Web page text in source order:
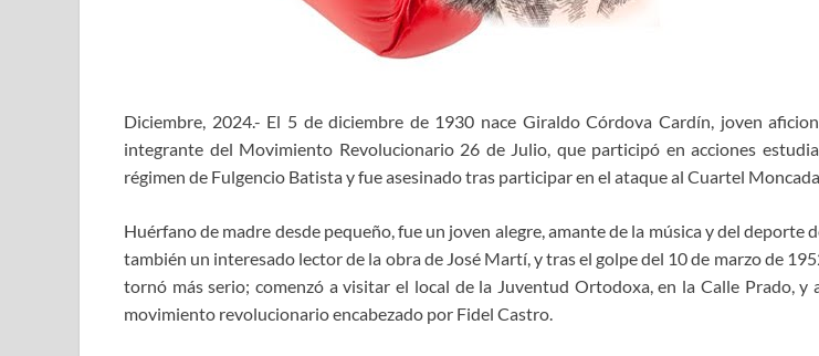
Diciembre, 2024.- El 5 de diciembre de 1930 nace Giraldo Córdova Cardín, joven
integrante del Movimiento Revolucionario 26 de Julio, que participó en acciones
régimen de Fulgencio Batista y fue asesinado tras participar en el ataque al Cuartel
Huérfano de madre desde pequeño, fue un joven alegre, amante de la música y del deporte
también un interesado lector de la obra de José Martí, y tras el golpe del 10 de marzo de
tornó más serio; comenzó a visitar el local de la Juventud Ortodoxa, en la Calle Prado, y
movimiento revolucionario encabezado por Fidel Castro.